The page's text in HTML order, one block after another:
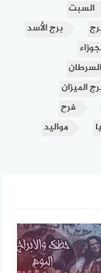
السبت
برج الأسد
الميزان
فرح
مواليد